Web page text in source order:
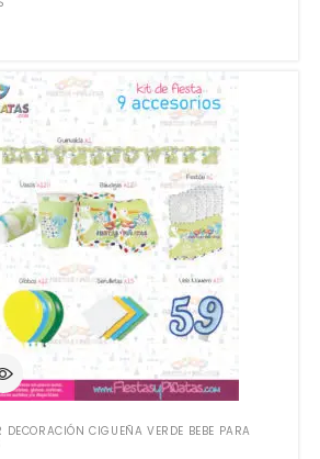
DECORACIÓN CIGUEÑA VERDE BEBE PARA